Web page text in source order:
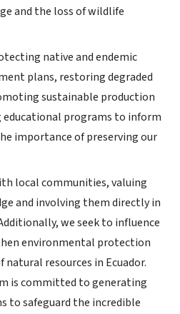
and the loss of wildlife
native and endemic
plans, restoring degraded
sustainable production
educational programs to inform
importance of preserving our
local communities, valuing
and involving them directly in
we seek to influence
environmental protection
resources in Ecuador.
is committed to generating
to safeguard the incredible